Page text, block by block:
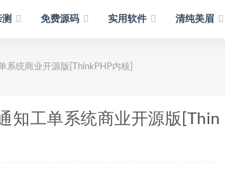
免费源码 实用软件 清纯美眉
系统商业开源版[ThinkPHP内核]
知工单系统商业开源版[Thin